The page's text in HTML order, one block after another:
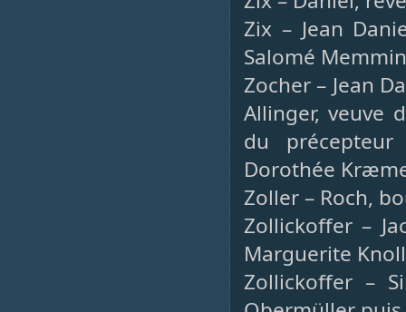
Zix – Jean
Salomé
Zocher – Jean
Allinger, veuve
du précepteur
Dorothée
Zoller – Roch,
Zollickoffer –
Marguerite
Zollickoffer –